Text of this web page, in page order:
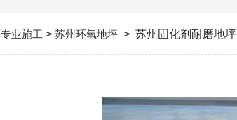
专业施工 > 苏州环氧地坪 > 苏州固化剂耐磨地坪